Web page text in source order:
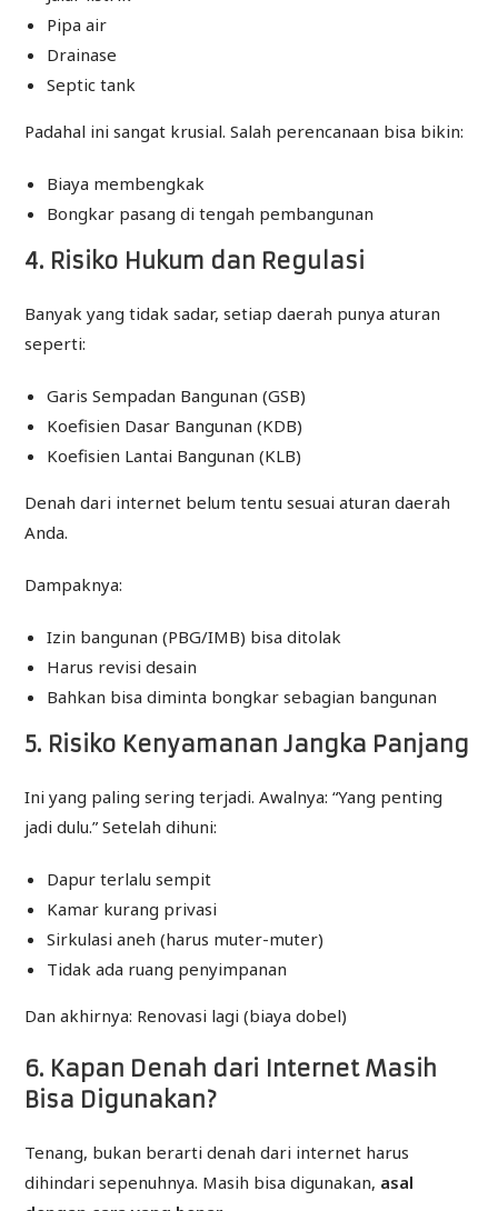
Pipa air
Drainase
Septic tank
Padahal ini sangat krusial. Salah perencanaan bisa bikin:
Biaya membengkak
Bongkar pasang di tengah pembangunan
4. Risiko Hukum dan Regulasi
Banyak yang tidak sadar, setiap daerah punya aturan
seperti:
Garis Sempadan Bangunan (GSB)
Koefisien Dasar Bangunan (KDB)
Koefisien Lantai Bangunan (KLB)
Denah dari internet belum tentu sesuai aturan daerah
Anda.
Dampaknya:
Izin bangunan (PBG/IMB) bisa ditolak
Harus revisi desain
Bahkan bisa diminta bongkar sebagian bangunan
5. Risiko Kenyamanan Jangka Panjang
Ini yang paling sering terjadi. Awalnya: “Yang penting
jadi dulu.” Setelah dihuni:
Dapur terlalu sempit
Kamar kurang privasi
Sirkulasi aneh (harus muter-muter)
Tidak ada ruang penyimpanan
Dan akhirnya: Renovasi lagi (biaya dobel)
6. Kapan Denah dari Internet Masih
Bisa Digunakan?
Tenang, bukan berarti denah dari internet harus
dihindari sepenuhnya. Masih bisa digunakan, asal